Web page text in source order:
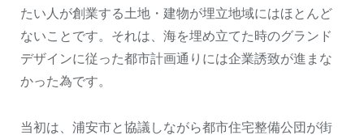
たい人が創業する土地・建物が埋立地域にはほとんど
ないことです。それは、海を埋め立てた時のグランド
デザインに従った都市計画通りには企業誘致が進まな
かった為です。
当初は、浦安市と協議しながら都市住宅整備公団が街